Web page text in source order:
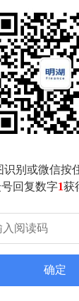
加速突围，
第二代TPU
片的泰则®2.0
算领域迈出
杨龚轶凡
芯片混合精度
TOPS，较上
，处理相同规
于海量词元高
同算力水平
，还能在相
®”通过扩容
Decode分离
语言解释：“
避免闲置。
，进一步
进入量产阶段
识别或微信按
回复数字1获
确定